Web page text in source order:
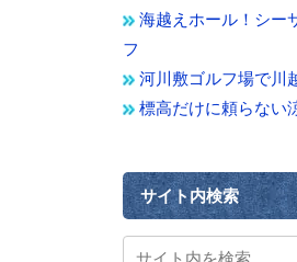
海越えホール！シー
フ
河川敷ゴルフ場で川
標高だけに頼らない
サイト内検索